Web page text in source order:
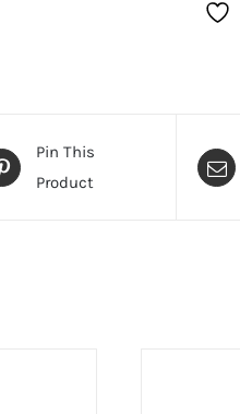
Pin This
Product